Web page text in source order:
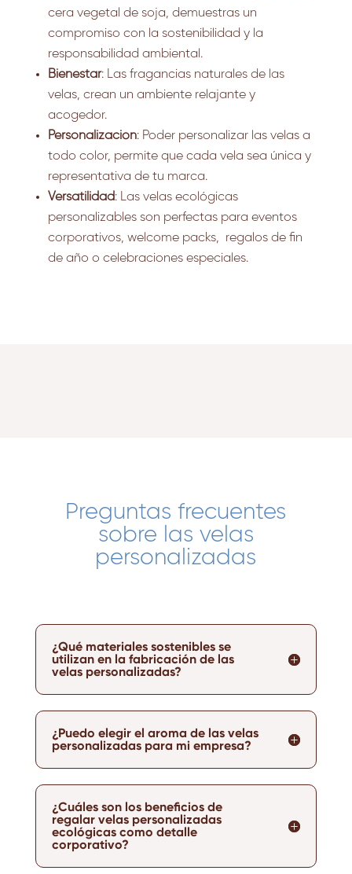
cera vegetal de soja, demuestras un
compromiso con la sostenibilidad y la
responsabilidad ambiental.
Bienestar: Las fragancias naturales de las
velas, crean un ambiente relajante y
acogedor.
Personalización: Poder personalizar las velas a
todo color, permite que cada vela sea única y
representativa de tu marca.
Versatilidad: Las velas ecológicas
personalizables son perfectas para eventos
corporativos, welcome packs, regalos de fin
de año o celebraciones especiales.
Preguntas frecuentes
sobre las velas
personalizadas
¿Qué materiales sostenibles se
utilizan en la fabricación de las
velas personalizadas?
¿Puedo elegir el aroma de las velas
personalizadas para mi empresa?
¿Cuáles son los beneficios de
regalar velas personalizadas
ecológicas como detalle
corporativo?